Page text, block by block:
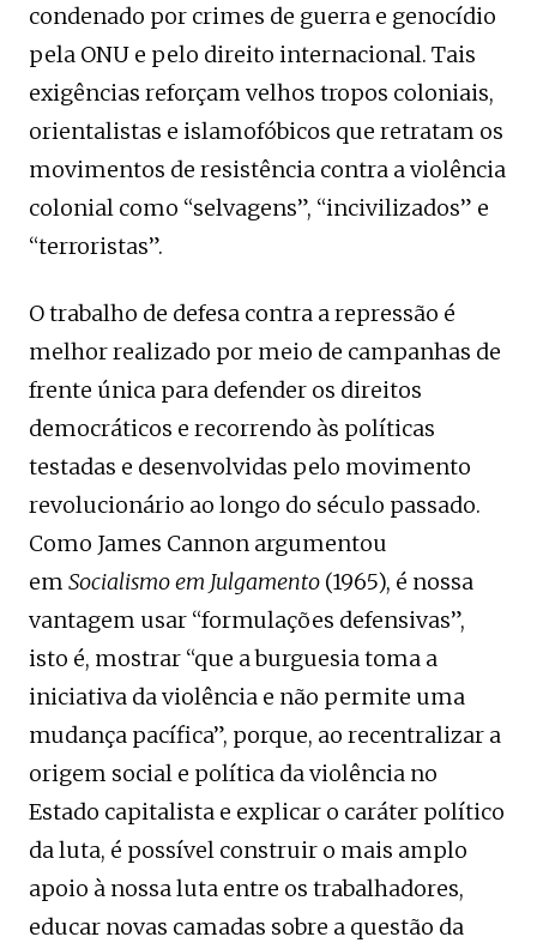
condenado por crimes de guerra e genocídio
pela ONU e pelo direito internacional. Tais
exigências reforçam velhos tropos coloniais,
orientalistas e islamofóbicos que retratam os
movimentos de resistência contra a violência
colonial como “selvagens”, “incivilizados” e
“terroristas”.
O trabalho de defesa contra a repressão é
melhor realizado por meio de campanhas de
frente única para defender os direitos
democráticos e recorrendo às políticas
testadas e desenvolvidas pelo movimento
revolucionário ao longo do século passado.
Como James Cannon argumentou
em Socialismo em Julgamento (1965), é nossa
vantagem usar “formulações defensivas”,
isto é, mostrar “que a burguesia toma a
iniciativa da violência e não permite uma
mudança pacífica”, porque, ao recentralizar a
origem social e política da violência no
Estado capitalista e explicar o caráter político
da luta, é possível construir o mais amplo
apoio à nossa luta entre os trabalhadores,
educar novas camadas sobre a questão da